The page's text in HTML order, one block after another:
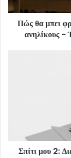
Πώς θα μπει
ανηλίκους -
Σπίτι μου 2: